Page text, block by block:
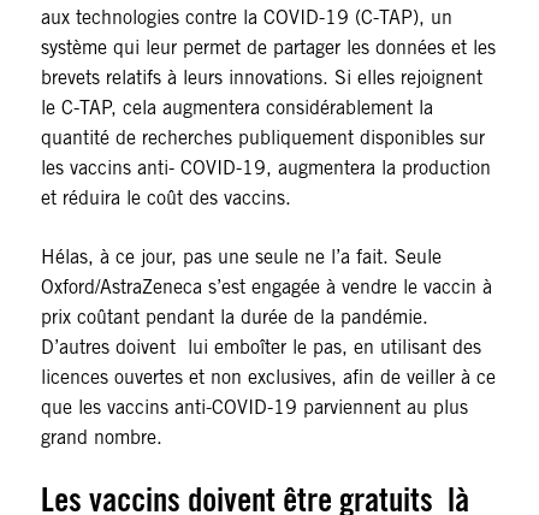
aux technologies contre la COVID-19 (C-TAP), un
système qui leur permet de partager les données et les
brevets relatifs à leurs innovations. Si elles rejoignent
le C-TAP, cela augmentera considérablement la
quantité de recherches publiquement disponibles sur
les vaccins anti- COVID-19, augmentera la production
et réduira le coût des vaccins.
Hélas, à ce jour, pas une seule ne l’a fait. Seule
Oxford/AstraZeneca s’est engagée à vendre le vaccin à
prix coûtant pendant la durée de la pandémie.
D’autres doivent lui emboîter le pas, en utilisant des
licences ouvertes et non exclusives, afin de veiller à ce
que les vaccins anti-COVID-19 parviennent au plus
grand nombre.
Les vaccins doivent être gratuits là